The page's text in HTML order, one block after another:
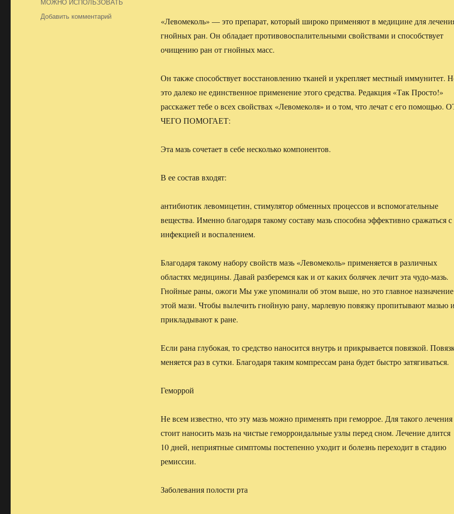
«Левомеколь» — это препарат, который широко применяют в медицине для
гнойных ран. Он обладает противовоспалительными свойствами и способствует
очищению ран от гнойных масс.
Он также способствует восстановлению тканей и укрепляет местный иммунитет.
это далеко не единственное применение этого средства. Редакция «Так Просто!»
расскажет тебе о всех свойствах «Левомеколя» и о том, что лечат с его помощью.
ЧЕГО ПОМОГАЕТ:
Эта мазь сочетает в себе несколько компонентов.
В ее состав входят:
антибиотик левомицетин, стимулятор обменных процессов и вспомогательные
вещества. Именно благодаря такому составу мазь способна эффективно сражаться с
инфекцией и воспалением.
Благодаря такому набору свойств мазь «Левомеколь» применяется в различных
областях медицины. Давай разберемся как и от каких болячек лечит эта чудо-мазь.
Гнойные раны, ожоги Мы уже упоминали об этом выше, но это главное назначение
этой мази. Чтобы вылечить гнойную рану, марлевую повязку пропитывают мазью
прикладывают к ране.
Если рана глубокая, то средство наносится внутрь и прикрывается повязкой.
меняется раз в сутки. Благодаря таким компрессам рана будет быстро затягиваться.
Геморрой
Не всем известно, что эту мазь можно применять при геморрое. Для такого лечения
стоит наносить мазь на чистые геморроидальные узлы перед сном. Лечение длится
10 дней, неприятные симптомы постепенно уходит и болезнь переходит в стадию
ремиссии.
Заболевания полости рта
Добавить комментарий
“ЛЕВОМЕКОЛЬ”